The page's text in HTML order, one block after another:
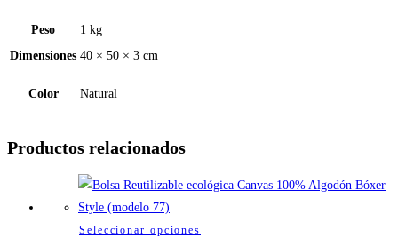
Peso
1 kg
Dimensiones 40 × 50 × 3 cm
Color Natural
Productos relacionados
Seleccionar opciones